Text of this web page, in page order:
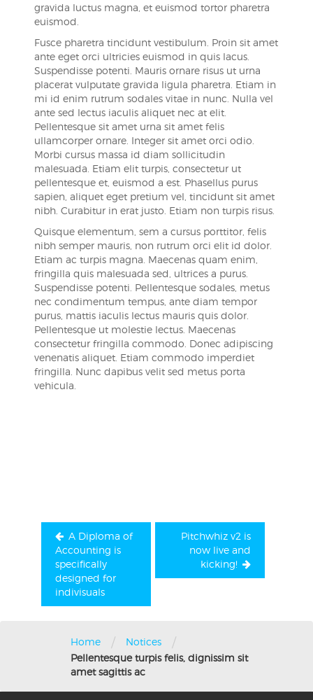
gravida luctus magna, et euismod tortor pharetra
euismod.
Fusce pharetra tincidunt vestibulum. Proin sit amet
ante eget orci ultricies euismod in quis lacus.
Suspendisse potenti. Mauris ornare risus ut urna
placerat vulputate gravida ligula pharetra. Etiam in
mi id enim rutrum sodales vitae in nunc. Nulla vel
ante sed lectus iaculis aliquet nec at elit.
Pellentesque sit amet urna sit amet felis
ullamcorper ornare. Integer sit amet orci odio.
Morbi cursus massa id diam sollicitudin
malesuada. Etiam elit turpis, consectetur ut
pellentesque et, euismod a est. Phasellus purus
sapien, aliquet eget pretium vel, tincidunt sit amet
nibh. Curabitur in erat justo. Etiam non turpis risus.
Quisque elementum, sem a cursus porttitor, felis
nibh semper mauris, non rutrum orci elit id dolor.
Etiam ac turpis magna. Maecenas quam enim,
fringilla quis malesuada sed, ultrices a purus.
Suspendisse potenti. Pellentesque sodales, metus
nec condimentum tempus, ante diam tempor
purus, mattis iaculis lectus mauris quis dolor.
Pellentesque ut molestie lectus. Maecenas
consectetur fringilla commodo. Donec adipiscing
venenatis aliquet. Etiam commodo imperdiet
fringilla. Nunc dapibus velit sed metus porta
vehicula.
A Diploma of
Accounting is
specifically
designed for
indivisuals
Pitchwhiz v2 is
now live and
kicking!
Home / Notices /
Pellentesque turpis felis, dignissim sit
amet sagittis ac